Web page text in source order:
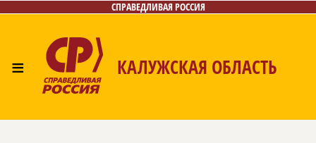
СПРАВЕДЛИВАЯ РОССИЯ
≡ КАЛУЖСКАЯ ОБЛАСТЬ